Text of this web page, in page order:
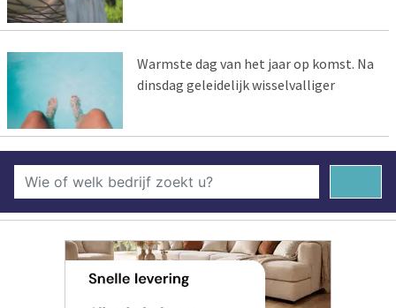
Warmste dag van het jaar op komst. Na
dinsdag geleidelijk wisselvalliger